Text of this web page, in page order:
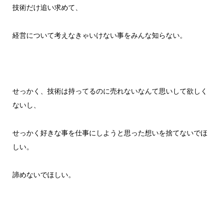
技術だけ追い求めて、
経営について考えなきゃいけない事をみんな知らない。
せっかく、技術は持ってるのに売れないなんて思いして欲しく
ないし、
せっかく好きな事を仕事にしようと思った想いを捨てないでほ
しい。
諦めないでほしい。